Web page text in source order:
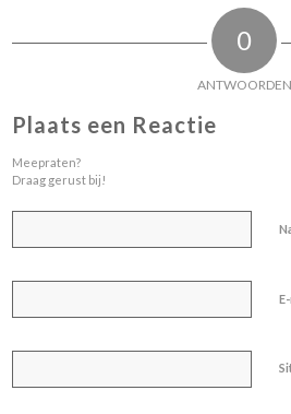
0
ANTWOORDEN
Plaats een Reactie
Meepraten?
Draag gerust bij!